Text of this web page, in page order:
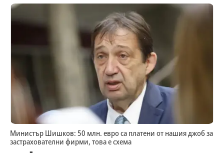
Министър Шишков: 50 млн. евро са платени от нашия джоб за
застрахователни фирми, това е схема